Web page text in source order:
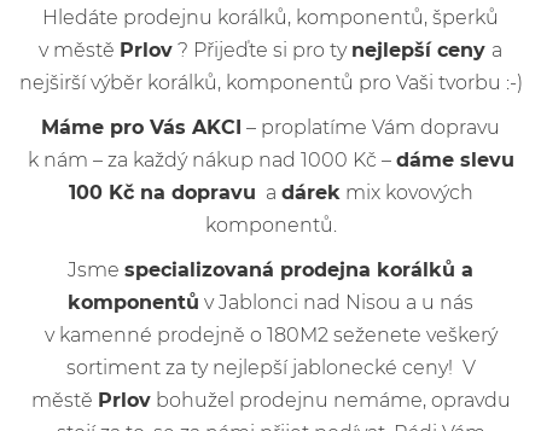
Hledáte prodejnu korálků, komponentů, šperků
v městě Prlov ? Přijeďte si pro ty nejlepší ceny a
nejširší výběr korálků, komponentů pro Vaši tvorbu :-)
Máme pro Vás AKCI – proplatíme Vám dopravu
k nám – za každý nákup nad 1000 Kč – dáme slevu
100 Kč na dopravu a dárek mix kovových
komponentů.
Jsme specializovaná prodejna korálků a
komponentů v Jablonci nad Nisou a u nás
v kamenné prodejně o 180M2 seženete veškerý
sortiment za ty nejlepší jablonecké ceny! V
městě Prlovbohužel prodejnu nemáme, opravdu